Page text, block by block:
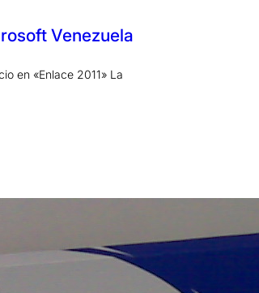
Venezuela
en «Enlace 2011» La